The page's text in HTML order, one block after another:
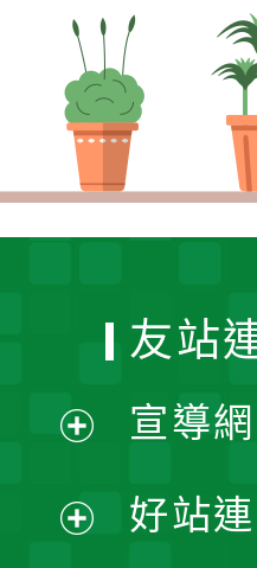
開
友站
宣導
好站